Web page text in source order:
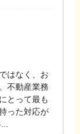
はなく、お
不動産業務
とって最も
った対応が